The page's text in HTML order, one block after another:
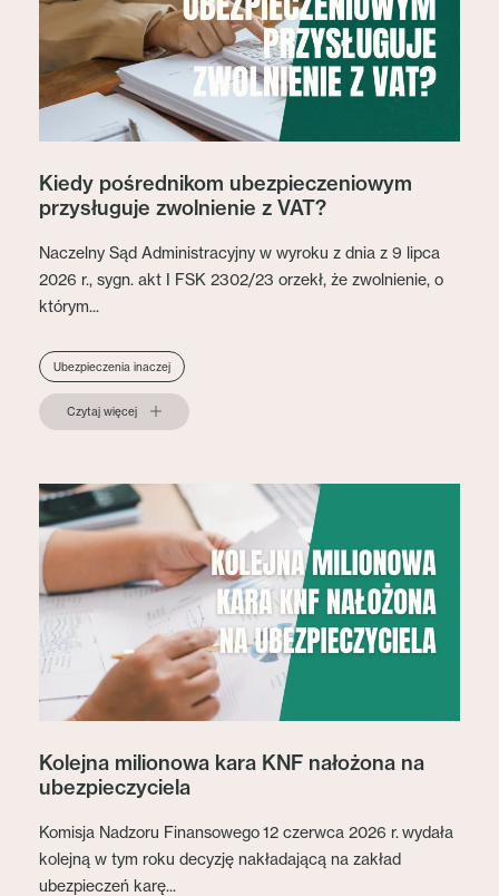
Kiedy pośrednikom ubezpieczeniowym
przysługuje zwolnienie z VAT?
Naczelny Sąd Administracyjny w wyroku z dnia z 9 lipca
2026 r., sygn. akt I FSK 2302/23 orzekł, że zwolnienie, o
którym...
Ubezpieczenia inaczej
Czytaj więcej
Kolejna milionowa kara KNF nałożona na
ubezpieczyciela
Komisja Nadzoru Finansowego 12 czerwca 2026 r. wydała
kolejną w tym roku decyzję nakładającą na zakład
ubezpieczeń karę...